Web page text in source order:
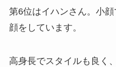
第6位はイハンさん。小
顔をしています。
高身長でスタイルも良く、